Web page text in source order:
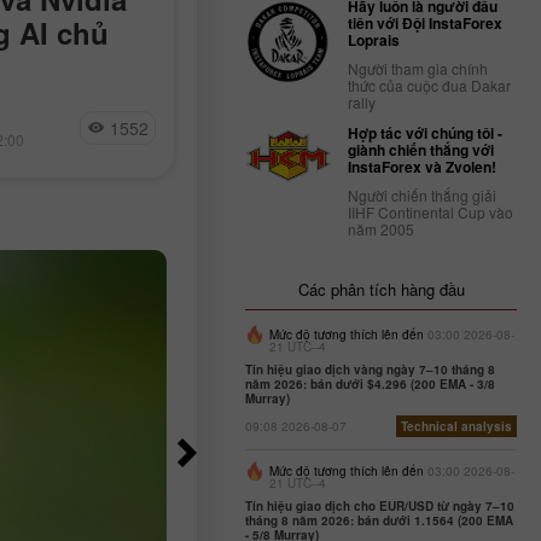
AI chủ
đối với các
chạm đường xu
1552
động Mỹ bất ngờ
sang tiêu cực
Số lượng việc làm phi nông nghiệp
(nonfarm payrolls) tại Mỹ đã giảm
23.000 trong tháng 7, trong khi các
nhà kinh tế học trước đó kỳ vọng
Jakub Novak
15:17 2026-08-07 +02:00
Hãy luôn là người đầu
tiên với Đội InstaForex
Loprais
Người tham gia chính
thức của cuộc đua Dakar
rally
Hợp tác với chúng tôi -
giành chiến thắng với
InstaForex và Zvolen!
Người chiến thắng giải
IIHF Continental Cup vào
năm 2005
Các phân tích hàng đầu
Mức độ tương thích lên đến 03:00 2026-08-
21 UTC--4
Tín hiệu giao dịch vàng ngày 7–10 tháng 8
năm 2026: bán dưới $4.296 (200 EMA - 3/8
Murray)
09:08 2026-08-07
Technical analysis
Mức độ tương thích lên đến 03:00 2026-08-
21 UTC--4
Tín hiệu giao dịch cho EUR/USD từ ngày 7–10
tháng 8 năm 2026: bán dưới 1.1564 (200 EMA
- 5/8 Murray)